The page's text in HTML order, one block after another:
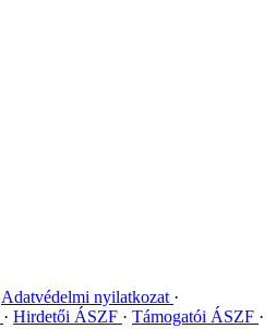
Adatvédelmi nyilatkozat
Hirdetői ÁSZF
Támogatói ÁSZF